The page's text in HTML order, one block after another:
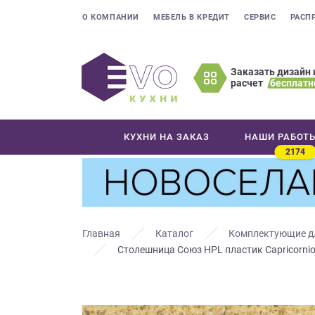
О КОМПАНИИ МЕБЕЛЬ В КРЕДИТ СЕРВИС
Заказать дизайн
расчет
КУХНИ НА ЗАКАЗ НАШИ
2174
Главная Каталог Комплектующие
Столешница Союз HPL пластик
ваши